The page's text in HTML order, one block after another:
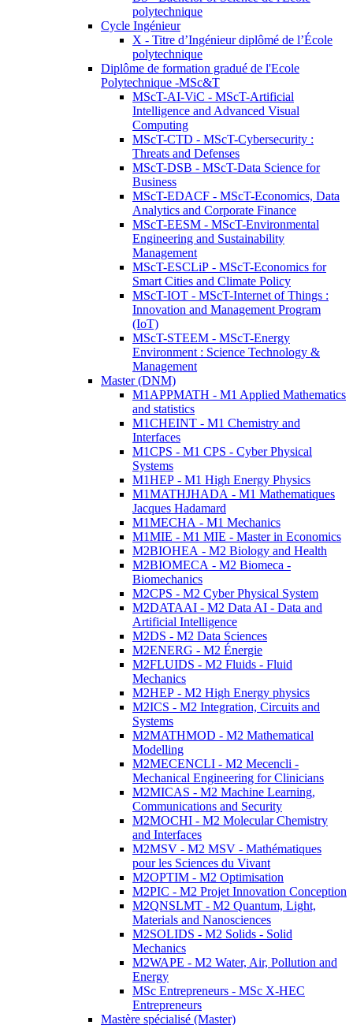
polytechnique
Cycle Ingénieur
X - Titre d’Ingénieur diplômé de l’École
polytechnique
Diplôme de formation gradué de l'Ecole
Polytechnique -MSc&T
MScT-AI-ViC - MScT-Artificial
Intelligence and Advanced Visual
Computing
MScT-CTD - MScT-Cybersecurity :
Threats and Defenses
MScT-DSB - MScT-Data Science for
Business
MScT-EDACF - MScT-Economics, Data
Analytics and Corporate Finance
MScT-EESM - MScT-Environmental
Engineering and Sustainability
Management
MScT-ESCLiP - MScT-Economics for
Smart Cities and Climate Policy
MScT-IOT - MScT-Internet of Things :
Innovation and Management Program
(IoT)
MScT-STEEM - MScT-Energy
Environment : Science Technology &
Management
Master (DNM)
M1APPMATH - M1 Applied Mathematics
and statistics
M1CHEINT - M1 Chemistry and
Interfaces
M1CPS - M1 CPS - Cyber Physical
Systems
M1HEP - M1 High Energy Physics
M1MATHJHADA - M1 Mathematiques
Jacques Hadamard
M1MECHA - M1 Mechanics
M1MIE - M1 MIE - Master in Economics
M2BIOHEA - M2 Biology and Health
M2BIOMECA - M2 Biomeca -
Biomechanics
M2CPS - M2 Cyber Physical System
M2DATAAI - M2 Data AI - Data and
Artificial Intelligence
M2DS - M2 Data Sciences
M2ENERG - M2 Énergie
M2FLUIDS - M2 Fluids - Fluid
Mechanics
M2HEP - M2 High Energy physics
M2ICS - M2 Integration, Circuits and
Systems
M2MATHMOD - M2 Mathematical
Modelling
M2MECENCLI - M2 Mecencli -
Mechanical Engineering for Clinicians
M2MICAS - M2 Machine Learning,
Communications and Security
M2MOCHI - M2 Molecular Chemistry
and Interfaces
M2MSV - M2 MSV - Mathématiques
pour les Sciences du Vivant
M2OPTIM - M2 Optimisation
M2PIC - M2 Projet Innovation Conception
M2QNSLMT - M2 Quantum, Light,
Materials and Nanosciences
M2SOLIDS - M2 Solids - Solid
Mechanics
M2WAPE - M2 Water, Air, Pollution and
Energy
MSc Entrepreneurs - MSc X-HEC
Entrepreneurs
Mastère spécialisé (Master)